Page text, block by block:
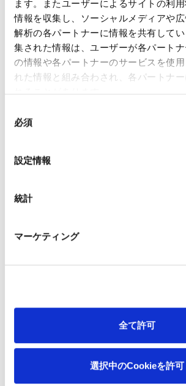
ます。またユーザーによるサイトの利
情報を収集し、ソーシャルメディアや
解析の各パートナーに情報を共有して
集された情報は、ユーザーが各パート
の情報や各パートナーのサービスを使
れた情報と組み合わされ、各パートナ
必須
設定情報
統計
マーケティング
全て許可
選択中のCookieを許可
営業マンの生産性限界を突破する
営業マンの営業生産性は限界点 現在の
DEMANDGEN REPORTからの洞